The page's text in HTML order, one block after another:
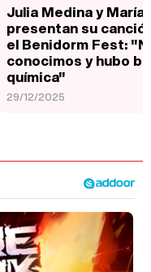
Julia Medina y María
presentan su
el Benidorm Fest:
conocimos y hubo
química"
29/12/2025